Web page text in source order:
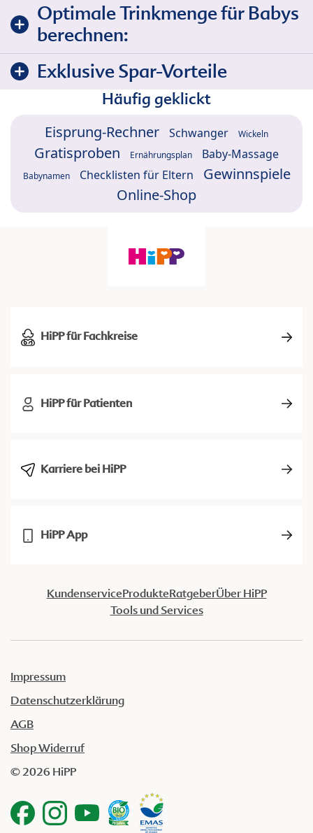
Optimale Trinkmenge für Babys
berechnen:
Exklusive Spar-Vorteile
Häufig geklickt
Eisprung-Rechner Schwanger Wickeln
Gratisproben Ernährungsplan Baby-Massage
Babynamen Checklisten für Eltern
Gewinnspiele
Online-Shop
HiPP für Fachkreise
HiPP für Patienten
Karriere bei HiPP
HiPP App
KundenserviceProdukteRatgeberÜber HiPP
Tools und Services
Impressum
Datenschutzerklärung
AGB
Shop Widerruf
© 2026 HiPP